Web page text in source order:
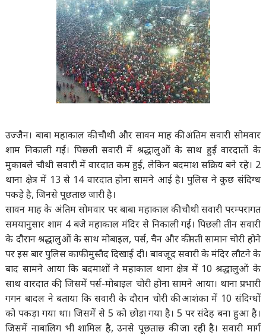
उज्जैन। बाबा महाकाल की चौथी और सावन माह की अंतिम सवारी सोमवार
शाम निकाली गई। पिछली सवारी में श्रद्धालुओं के साथ हुई वारदातों के
मुकाबले चौथी सवारी में वारदात कम हुई, लेकिन बदमाश सक्रिय बने रहे। 2
थाना क्षेत्र में 13 से 14 वारदात होना सामने आई है। पुलिस ने कुछ संदिग्ध
पकड़े है, जिनसे पूछताछ जारी है।
सावन माह के अंतिम सोमवार पर बाबा महाकाल की चौथी सवारी परम्परागत
समयानुसार शाम 4 बजे महाकाल मंदिर से निकाली गई। पिछली तीन सवारी
के दौरान श्रद्धालुओं के साथ मोबाइल, पर्स, चैन और कीमती सामान चोरी होने
पर इस बार पुलिस काफी मुस्तैद दिखाई दी। बावजूद सवारी के मंदिर लौटने के
बाद सामने आया कि बदमाशों ने महाकाल थाना क्षेत्र में 10 श्रद्धालुओं के
साथ वारदात की, जिसमें पर्स-मोबाइल चोरी होना सामने आया। थाना प्रभारी
गगन बादल ने बताया कि सवारी के दौरान चोरी की आशंका में 10 संदिग्धों
को पकड़ा गया था। जिसमें से 5 को छोड़ा गया है। 5 पर संदेह बना हुआ है।
जिसमें नाबालिग भी शामिल है, उनसे पूछताछ की जा रही है। सवारी मार्ग